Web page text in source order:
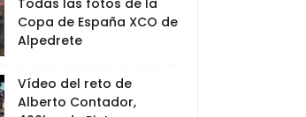
Todas las fotos de la
Copa de España XCO de
Alpedrete
Vídeo del reto de
Alberto Contador,